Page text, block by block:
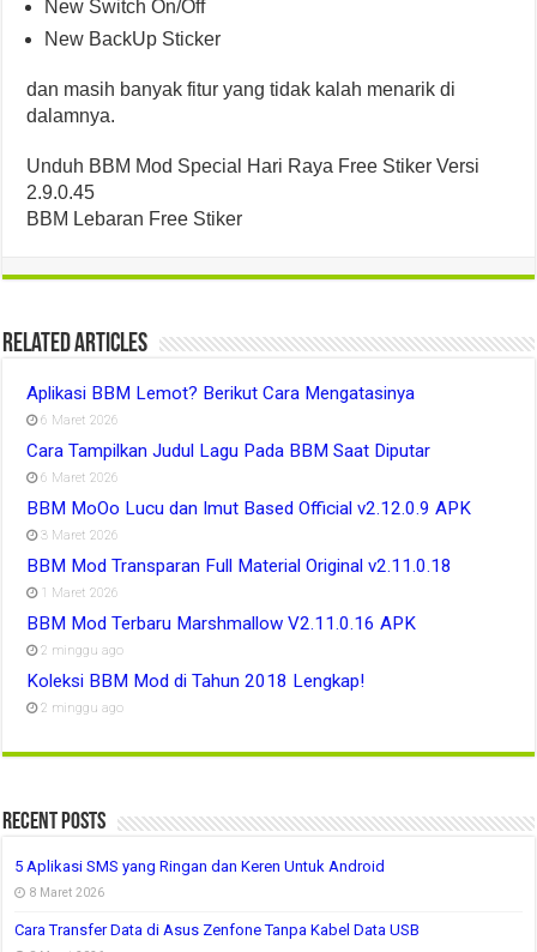
New Switch On/Off
New BackUp Sticker
dan masih banyak fitur yang tidak kalah menarik di
dalamnya.
Unduh BBM Mod Special Hari Raya Free Stiker Versi
2.9.0.45
BBM Lebaran Free Stiker
Related Articles
Aplikasi BBM Lemot? Berikut Cara Mengatasinya
6 Maret 2026
Cara Tampilkan Judul Lagu Pada BBM Saat Diputar
6 Maret 2026
BBM MoOo Lucu dan Imut Based Official v2.12.0.9 APK
3 Maret 2026
BBM Mod Transparan Full Material Original v2.11.0.18
1 Maret 2026
BBM Mod Terbaru Marshmallow V2.11.0.16 APK
2 minggu ago
Koleksi BBM Mod di Tahun 2018 Lengkap!
2 minggu ago
Recent Posts
5 Aplikasi SMS yang Ringan dan Keren Untuk Android
8 Maret 2026
Cara Transfer Data di Asus Zenfone Tanpa Kabel Data USB